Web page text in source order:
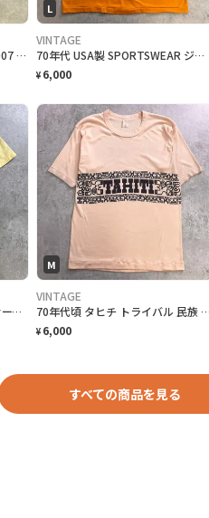
2007年 Z100's ZOOTOPIA 2007 音楽フェス 両面プロモ Tシャツ メンズM 古着 マルーン5 リアーナ フェスT バンT ラジオ局 Y2K 黒色
L
VINTAGE
70年代 USA製 SPORTSWEAR ジョークプリントTシャツ メンズL 古着 1978 70s VINTAGE ヴィンテージ メッセージ シングルステッチ
¥ 6,000
希少 70年代 USA製 オールドサーフ最初期 OFF SHORE オフショア 袖ロゴ 両面プリント サーフTシャツ メンズM Hanes BEEFY-T 希少TM表記 アメリカ製 古着 VINTAGE シングルステッチ ヴィンテージ ライトイエロー 黄色
M
VINTAGE
70年代頃 タヒチ トライバル 民族 紋様 プリント Tシャツ メンズM相当 スーベニアTシャツ シングルステッチ ヴィンテージ
¥ 6,000
すべての商品を見る